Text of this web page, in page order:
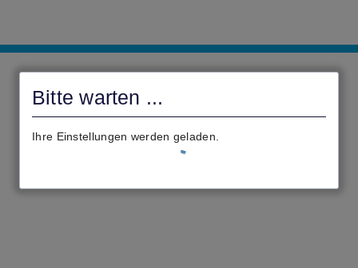
Bitte warten ...
Ihre Einstellungen werden geladen.
Kreises
Bergstraße